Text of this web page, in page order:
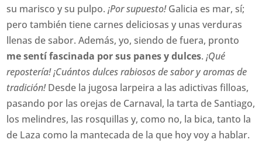
su marisco y su pulpo.¡Por supuesto!Galicia es mar, sí;
pero también tiene carnes deliciosas y unas verduras
llenas de sabor. Además, yo, siendo de fuera, pronto
me sentí fascinada por sus panes y dulces.¡Qué
repostería! ¡Cuántos dulces rabiosos de sabor y aromas de
tradición!Desde la jugosa larpeira a las adictivas filloas,
pasando por las orejas de Carnaval, la tarta de Santiago,
los melindres, las rosquillas y, como no, la bica, tanto la
de Laza como la mantecada de la que hoy voy a hablar.